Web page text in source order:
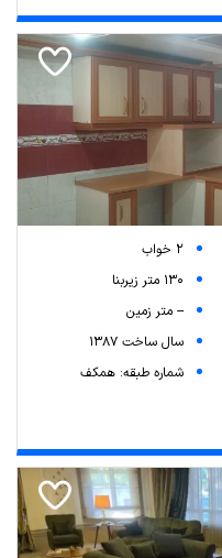
2 خواب
130 متر زیربنا
-- متر زمین
سال ساخت 1387
شماره طبقه: همکف